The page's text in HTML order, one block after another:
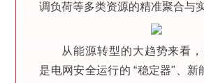
调负荷等多类资源的精准聚合与
从能源转型的大趋势来看
是电网安全运行的 “稳定器"、新